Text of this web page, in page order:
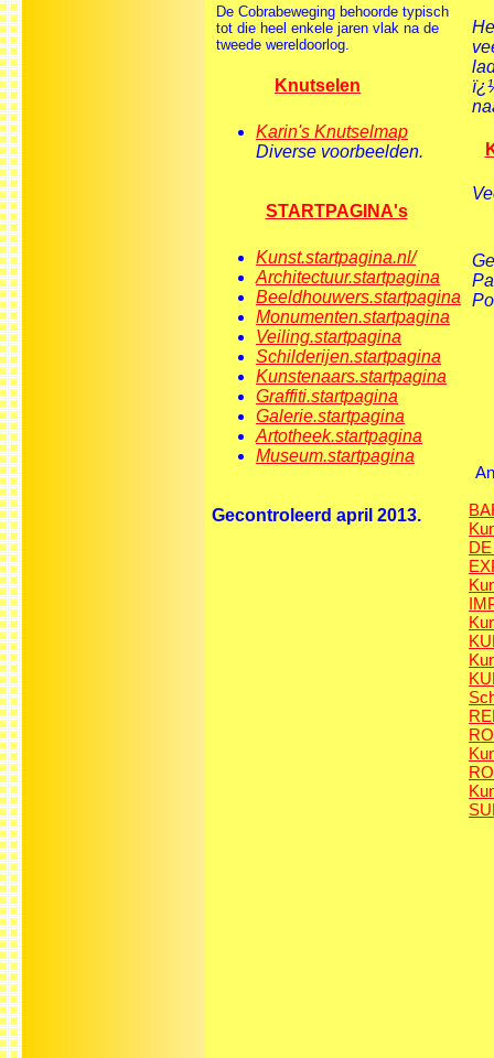
De Cobrabeweging behoorde typisch
tot die heel enkele jaren vlak na de
tweede wereldoorlog.
Knutselen
Karin's Knutselmap
Diverse voorbeelden.
STARTPAGINA's
Kunst.startpagina.nl/
Architectuur.startpagina
Beeldhouwers.startpagina
Monumenten.startpagina
Veiling.startpagina
Schilderijen.startpagina
Kunstenaars.startpagina
Graffiti.startpagina
Galerie.startpagina
Artotheek.startpagina
Museum.startpagina
Gecontroleerd april 2013.